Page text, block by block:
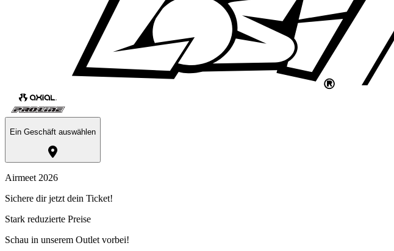
Ein Geschäft auswählen
Airmeet 2026
Sichere dir jetzt dein Ticket!
Stark reduzierte Preise
Schau in unserem Outlet vorbei!